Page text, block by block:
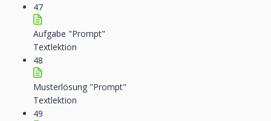
47
Aufgabe "Prompt"
Textlektion
48
Musterlösung "Prompt"
Textlektion
49